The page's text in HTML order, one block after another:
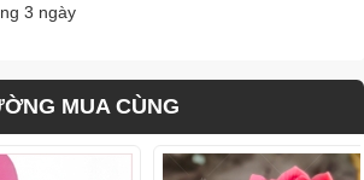
3 ngày
MUA CÙNG